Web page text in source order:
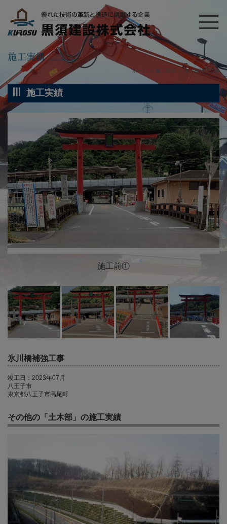
ホーム ＞ 施工実績 ＞ 氷川橋補強工事
施工実績
施工前①
氷川橋補強工事
竣工日：2023年07月
八王子市
東京都八王子市高尾町
その他の「土木部」の施工実績